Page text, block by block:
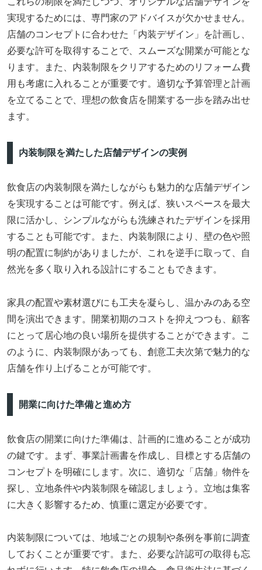
実現するためには、専門家のアドバイスが欠かせません。
店舗のコンセプトに合わせた「内装デザイン」を計画し、
必要な許可を取得することで、スムーズな開業が可能とな
ります。また、内装制限をクリアするためのリフォーム費
用も考慮に入れることが重要です。適切な予算管理と計画
を立てることで、理想の飲食店を開業する一歩を踏み出せ
ます。
内装制限を満たした店舗デザインの実例
飲食店の内装制限を満たしながらも魅力的な店舗デザイン
を実現することは可能です。例えば、狭いスペースを最大
限に活かし、シンプルながらも洗練されたデザインを採用
することも可能です。また、内装制限により、壁の色や照
明の配置に制約がありましたが、これを逆手に取って、自
然光を多く取り入れる設計にすることもできます。
家具の配置や素材選びにも工夫を凝らし、温かみのある空
間を演出できます。開業初期のコストを抑えつつも、顧客
にとって居心地の良い場所を提供することができます。こ
のように、内装制限があっても、創意工夫次第で魅力的な
店舗を作り上げることが可能です。
開業に向けた準備と進め方
飲食店の開業に向けた準備は、計画的に進めることが成功
の鍵です。まず、事業計画書を作成し、目標とする店舗の
コンセプトを明確にします。次に、適切な「店舗」物件を
探し、立地条件や内装制限を確認しましょう。立地は集客
に大きく影響するため、慎重に選定が必要です。
内装制限については、地域ごとの規制や条例を事前に調査
しておくことが重要です。また、必要な許認可の取得も忘